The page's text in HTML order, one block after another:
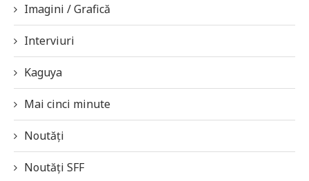
Imagini / Grafică
Interviuri
Kaguya
Mai cinci minute
Noutăți
Noutăți SFF